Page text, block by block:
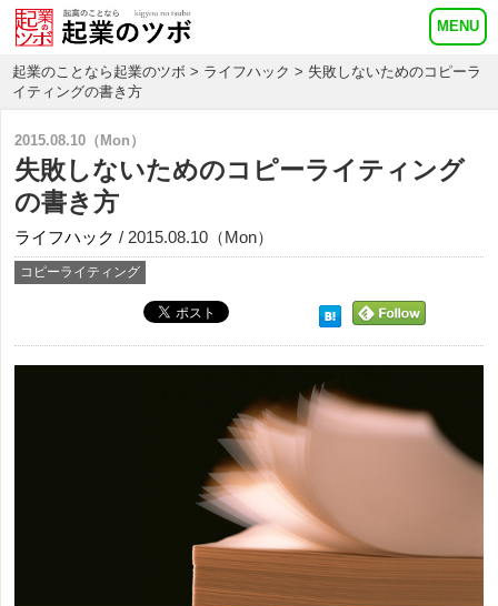
起業のことなら起業のツボ > ライフハック > 失敗しないためのコピーラ
イティングの書き方
2015.08.10（Mon）
失敗しないためのコピーライティング
の書き方
ライフハック / 2015.08.10（Mon）
コピーライティング